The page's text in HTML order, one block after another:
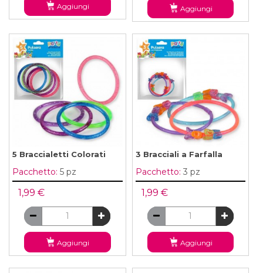
Aggiungi Aggiungi
5 Braccialetti Colorati
Pacchetto: 5 pz
1,99 €
Aggiungi
3 Bracciali a Farfalla
Pacchetto: 3 pz
1,99 €
Aggiungi